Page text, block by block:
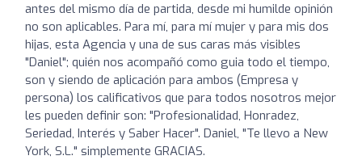
antes del mismo día de partida, desde mi humilde opinión
no son aplicables. Para mí, para mí mujer y para mis dos
hijas, esta Agencia y una de sus caras más visibles
"Daniel"; quién nos acompañó como guia todo el tiempo,
son y siendo de aplicación para ambos (Empresa y
persona) los calificativos que para todos nosotros mejor
les pueden definir son: "Profesionalidad, Honradez,
Seriedad, Interés y Saber Hacer". Daniel, "Te llevo a New
York, S.L." simplemente GRACIAS.